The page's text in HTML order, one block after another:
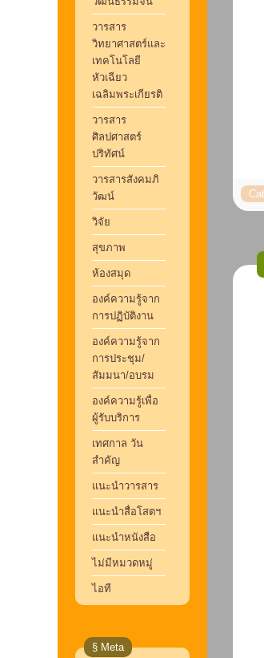
วารสาร
วิทยาศาสตร์และ
เทคโนโลยี
หัวเฉียว
เฉลิมพระเกียรติ
วารสาร
ศิลปศาสตร์
ปริทัศน์
วารสารสังคมภิ
วัฒน์
วิจัย
สุขภาพ
ห้องสมุด
องค์ความรู้จาก
การปฏิบัติงาน
องค์ความรู้จาก
การประชุม/
สัมมนา/อบรม
องค์ความรู้เพื่อ
ผู้รับบริการ
เทศกาล วัน
สำคัญ
แนะนำวารสาร
แนะนำสื่อโสตฯ
แนะนำหนังสือ
ไม่มีหมวดหมู่
ไอที
§ Meta